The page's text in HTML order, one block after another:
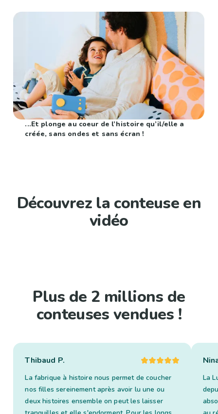
...Et plonge au coeur de l’histoire qu’il/elle a
créée, sans ondes et sans écran !
Découvrez la conteuse en
vidéo
Plus de 2 millions de
conteuses vendues !
Thibaud P.
La fabrique à histoire nous permet de coucher
nos filles sereinement après avoir lu une ou
deux histoires ensemble on peut les laisser
La